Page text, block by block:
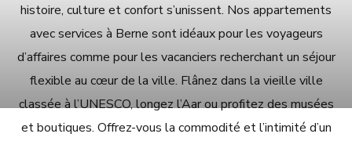
histoire, culture et confort s’unissent. Nos appartements
avec services à Berne sont idéaux pour les voyageurs
d’affaires comme pour les vacanciers recherchant un séjour
flexible au cœur de la ville. Flânez dans la vieille ville
classée à l’UNESCO, longez l’Aar ou profitez des musées
et boutiques. Offrez-vous la commodité et l’intimité d’un